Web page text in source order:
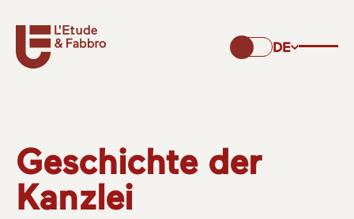
DE
Geschichte der
Kanzlei